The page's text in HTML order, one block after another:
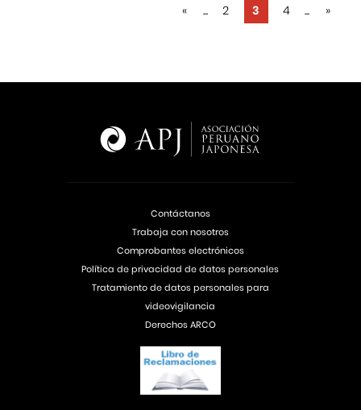
« ... 2 3 4 ... »
Contáctanos
Trabaja con nosotros
Comprobantes electrónicos
Política de privacidad de datos personales
Tratamiento de datos personales para
videovigilancia
Derechos ARCO